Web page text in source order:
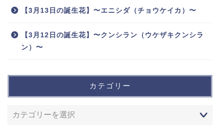
【3月13日の誕生花】〜エニシダ（チョウケイカ）〜
【3月12日の誕生花】〜クンシラン（ウケザキクンシラ
ン）〜
カテゴリー